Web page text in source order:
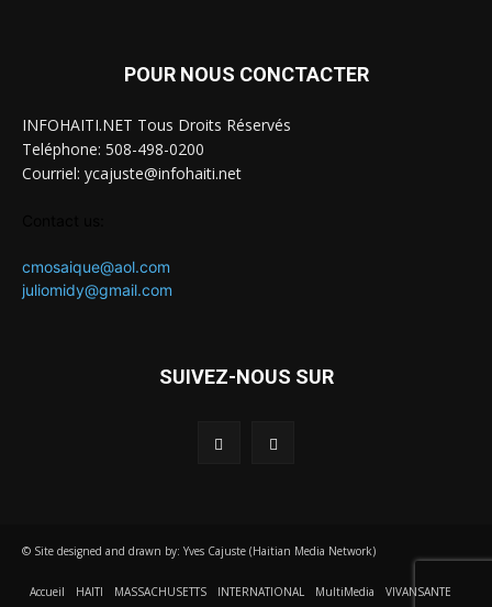
POUR NOUS CONCTACTER
INFOHAITI.NET Tous Droits Réservés
Teléphone: 508-498-0200
Courriel: ycajuste@infohaiti.net
cmosaique@aol.com
juliomidy@gmail.com
SUIVEZ-NOUS SUR
© Site designed and drawn by: Yves Cajuste (Haitian Media Network)
Accueil HAITI MASSACHUSETTS INTERNATIONAL MultiMedia VIVANSANTE